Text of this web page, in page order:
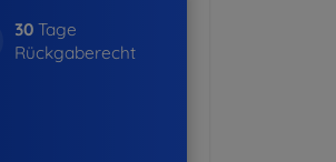
30Tage
Rückgaberecht